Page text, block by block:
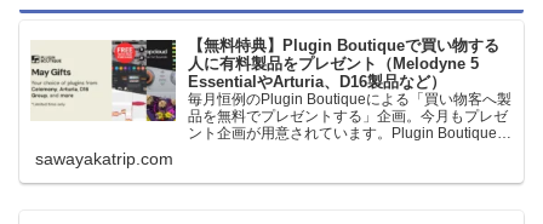
【無料特典】Plugin Boutiqueで買い物する
人に有料製品をプレゼント（Melodyne 5
EssentialやArturia、D16製品など）
毎月恒例のPlugin Boutiqueによる「買い物客へ製
品を無料でプレゼントする」企画。今月もプレゼ
ント企画が用意されています。Plugin Boutiqueで
ます。＊無料配布終了予定日：日本時間：
sawayakatrip.com